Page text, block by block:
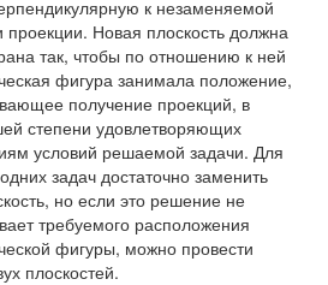
к незаменяемой
проекции. Новая плоскость должна
так, чтобы по отношению к ней
фигура занимала положение,
получение проекций, в
степени удовлетворяющих
условий решаемой задачи. Для
задач достаточно заменить
но если это решение не
требуемого расположения
фигуры, можно провести
плоскостей.